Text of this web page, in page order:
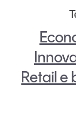
Retail e